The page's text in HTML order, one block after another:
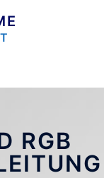
RGB